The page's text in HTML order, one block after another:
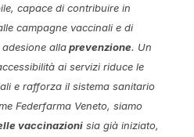
capace di contribuire in
campagne vaccinali e di
allaprevenzione. Un
ai servizi riduce le
e rafforza il sistema sanitario
Federfarma Veneto, siamo
vaccinazioni sia già iniziato,